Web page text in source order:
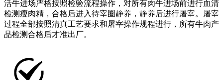
活牛进场严格按照检验流程操作，对所有肉牛进场前进行血清
检测瘦肉精，合格后进入待宰圈静养，静养后进行屠宰。屠宰
过程全部按照清真工艺要求和屠宰操作规程进行，所有牛肉产
品检测合格后才准出厂。